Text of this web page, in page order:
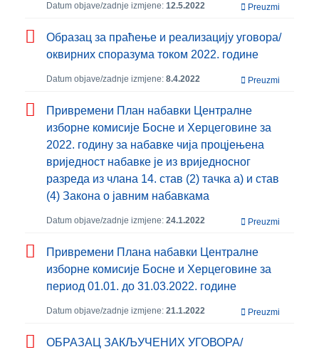
Datum objave/zadnje izmjene: 12.5.2022 Preuzmi
Образац за праћење и реализацију уговора/
оквирних споразума током 2022. године
Datum objave/zadnje izmjene: 8.4.2022 Preuzmi
Привремени План набавки Централне
изборне комисије Босне и Херцеговине за
2022. годину за набавке чија процјењена
вриједност набавке је из вриједносног
разреда из члана 14. став (2) тачка а) и став
(4) Закона о јавним набавкама
Datum objave/zadnje izmjene: 24.1.2022 Preuzmi
Привремени Плана набавки Централне
изборне комисије Босне и Херцеговине за
период 01.01. до 31.03.2022. године
Datum objave/zadnje izmjene: 21.1.2022 Preuzmi
ОБРАЗАЦ ЗАКЉУЧЕНИХ УГОВОРА/